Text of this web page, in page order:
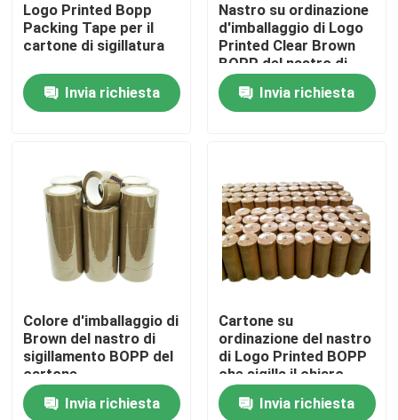
Prodotti
Video
Giro della fabbrica
Controllo di qualità
Contattici
Notizie
Logo Printed Bopp
Packing Tape per il
cartone di sigillatura
Invia richiesta
Nastro su ordinazione
d'imballaggio di Logo
Printed Clear Brown
BOPP del nastro di
sigillamento BOPP del
cartoneInvia richiesta
Colore d'imballaggio di
Brown del nastro di
sigillamento BOPP del
cartone
Invia richiesta
Cartone su
ordinazione del nastro
di Logo Printed BOPP
che sigilla il chiaro
nastro Rolls enorme di
BOPP Invia richiesta